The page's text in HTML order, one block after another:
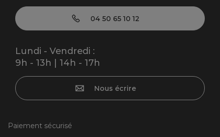
04 50 65 10 12
Lundi - Vendredi :
9h - 13h | 14h - 17h
Nous écrire
Paiement sécurisé